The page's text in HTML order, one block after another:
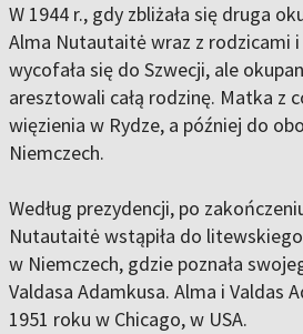
W 1944 r., gdy zbliżała się druga
Alma Nutautaitė wraz z rodzicami
wycofała się do Szwecji, ale
aresztowali całą rodzinę. Matka z
więzienia w Rydze, a później do
Niemczech.
Według prezydencji, po
Nutautaitė wstąpiła do
w Niemczech, gdzie poznała
Valdasa Adamkusa. Alma i Valdas
1951 roku w Chicago, w USA.